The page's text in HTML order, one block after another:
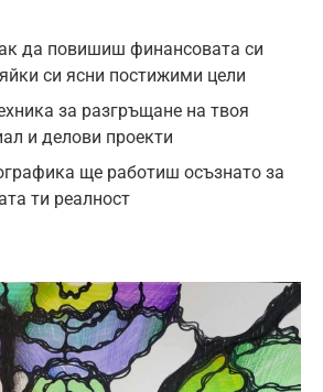
да повишиш финансовата си
си ясни постижими цели
за разгръщане на твоя
и делови проекти
ще работиш осъзнато за
ти реалност